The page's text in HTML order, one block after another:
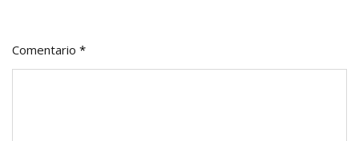
Comentario *